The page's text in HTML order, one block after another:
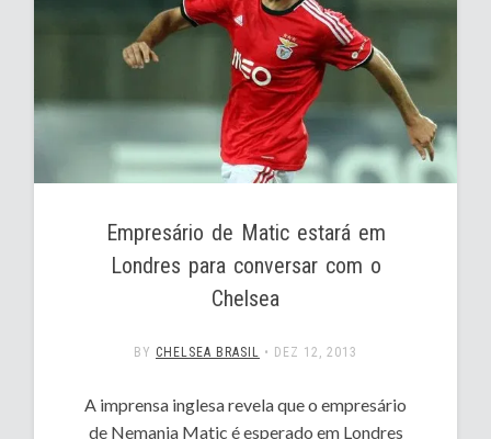
Empresário de Matic estará em
Londres para conversar com o
Chelsea
BY CHELSEA BRASIL • DEZ 12, 2013
A imprensa inglesa revela que o empresário
de Nemanja Matic é esperado em Londres